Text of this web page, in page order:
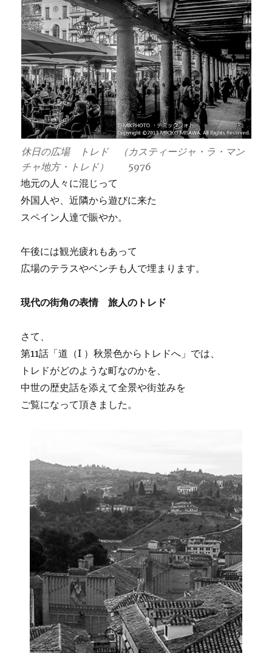
休日の広場 トレド （カスティージャ・ラ・マン
チャ地方・トレド） 5976
地元の人々に混じって
外国人や、近隣から遊びに来た
スペイン人達で賑やか。
午後には観光疲れもあって
広場のテラスやベンチも人で埋まります。
現代の街角の表情 旅人のトレド
さて、
第11話「道（I ）秋景色からトレドへ」では、
トレドがどのような町なのかを、
中世の歴史話を添えて全景や街並みを
ご覧になって頂きました。